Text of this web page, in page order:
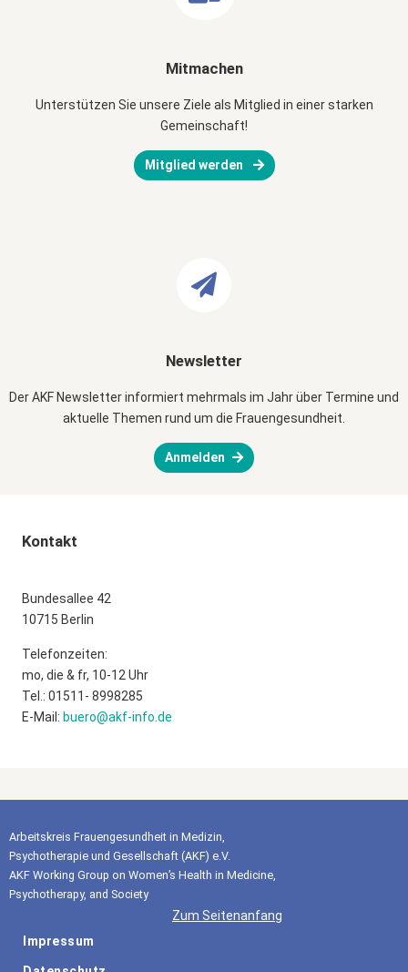
Mitmachen
Unterstützen Sie unsere Ziele als Mitglied in einer starken
Gemeinschaft!
Mitglied werden
Newsletter
Der AKF Newsletter informiert mehrmals im Jahr über Termine und
aktuelle Themen rund um die Frauengesundheit.
Anmelden
Kontakt
Bundesallee 42
10715 Berlin
Telefonzeiten:
mo, die & fr, 10-12 Uhr
Tel.: 01511- 8998285
E-Mail: buero@akf-info.de
Arbeitskreis Frauengesundheit in Medizin,
Psychotherapie und Gesellschaft (AKF) e.V.
AKF Working Group on Women’s Health in Medicine,
Psychotherapy, and Society
Zum Seitenanfang
Impressum